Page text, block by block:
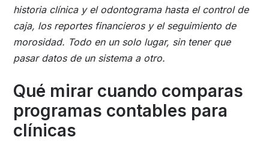
historia clínica y el odontograma hasta el control de
caja, los reportes financieros y el seguimiento de
morosidad. Todo en un solo lugar, sin tener que
pasar datos de un sistema a otro.
Qué mirar cuando comparas
programas contables para
clínicas